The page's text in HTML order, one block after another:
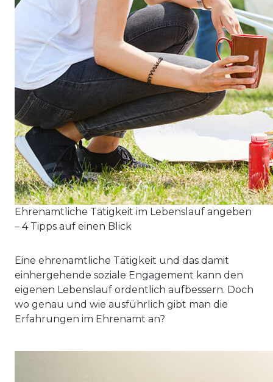
Ehrenamtliche Tätigkeit im Lebenslauf angeben
– 4 Tipps auf einen Blick
Eine ehrenamtliche Tätigkeit und das damit
einhergehende soziale Engagement kann den
eigenen Lebenslauf ordentlich aufbessern. Doch
wo genau und wie ausführlich gibt man die
Erfahrungen im Ehrenamt an?